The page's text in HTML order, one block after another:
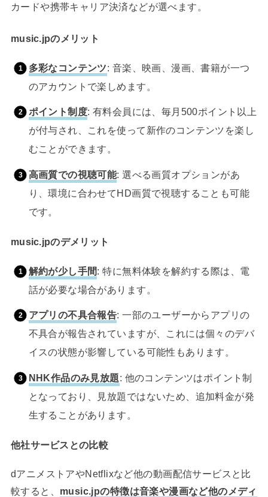
カードや携帯キャリア決済などが選べます。
music.jpのメリット
多彩なコンテンツ: 音楽、映画、漫画、書籍が一つ
のアカウントで楽しめます。
ポイント制度: 有料会員には、毎月500ポイント以上
が付与され、これを使って新作のコンテンツを楽し
むことができます。
高画質での視聴可能: 選べる画質オプションがあ
り、環境に合わせてHD画質で視聴することも可能
です。
music.jpのデメリット
解約が少し手間: 特に無料体験を解約する際は、電
話が必要な場合があります。
アプリの不具合報告: 一部のユーザーからアプリの
不具合が報告されていますが、これには個々のデバ
イスの状態が影響している可能性もあります。
NHK作品のみ見放題: 他のコンテンツはポイント制
となっており、見放題ではないため、追加料金が発
生することがあります。
他社サービスとの比較
dアニメストアやNetflixなど他の動画配信サービスと比
較すると、 music.jpの特徴は音楽や漫画など他のメディ